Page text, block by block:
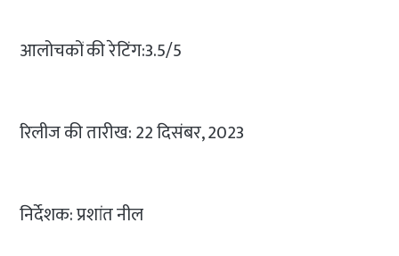
आलोचकों की रेटिंग:3.5/5
रिलीज की तारीख: 22 दिसंबर, 2023
निर्देशक: प्रशांत नील